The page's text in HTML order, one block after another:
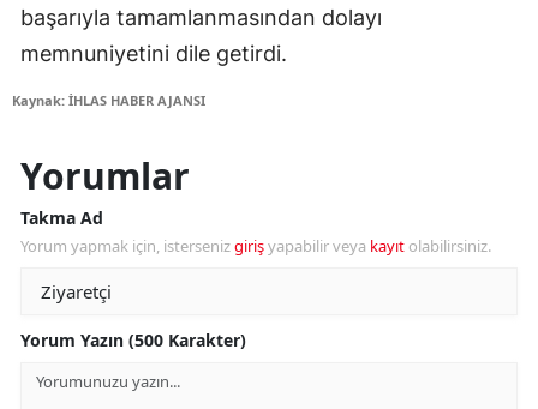
başarıyla tamamlanmasından dolayı
memnuniyetini dile getirdi.
Kaynak: İHLAS HABER AJANSI
Yorumlar
Takma Ad
Yorum yapmak için, istersenizgirişyapabilir veya kayıt olabilirsiniz.
Yorum Yazın (500 Karakter)